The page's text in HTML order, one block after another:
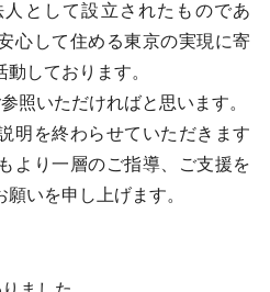
として設立されたものであ
心して住める東京の実現に寄
しております。
照いただければと思います。
明を終わらせていただきます
より一層のご指導、ご支援を
いを申し上げます。